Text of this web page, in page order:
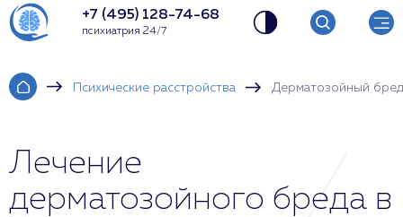
+7 (495) 128-74-68
психиатрия 24/7
Психические расстройства Дерматозойный бред
Лечение
дерматозойного бреда в